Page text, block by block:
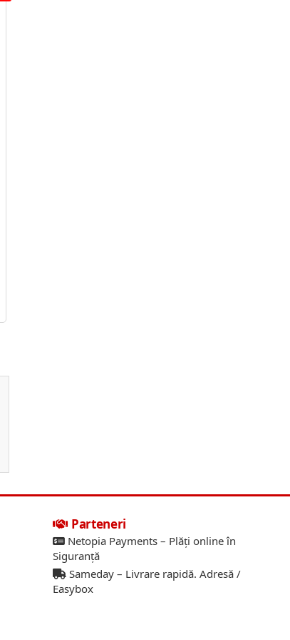
Parteneri
Netopia Payments – Plăți online în
Siguranță
Sameday – Livrare rapidă. Adresă /
Easybox